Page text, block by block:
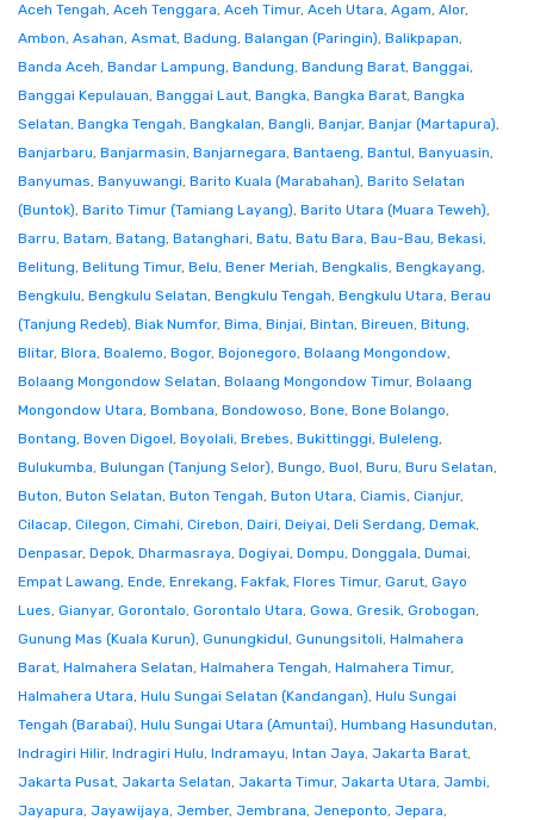
Aceh Tengah, Aceh Tenggara, Aceh Timur, Aceh Utara, Agam, Alor,
Ambon, Asahan, Asmat, Badung, Balangan (Paringin), Balikpapan,
Banda Aceh, Bandar Lampung, Bandung, Bandung Barat, Banggai,
Banggai Kepulauan, Banggai Laut, Bangka, Bangka Barat, Bangka
Selatan, Bangka Tengah, Bangkalan, Bangli, Banjar, Banjar (Martapura),
Banjarbaru, Banjarmasin, Banjarnegara, Bantaeng, Bantul, Banyuasin,
Banyumas, Banyuwangi, Barito Kuala (Marabahan), Barito Selatan
(Buntok), Barito Timur (Tamiang Layang), Barito Utara (Muara Teweh),
Barru, Batam, Batang, Batanghari, Batu, Batu Bara, Bau-Bau, Bekasi,
Belitung, Belitung Timur, Belu, Bener Meriah, Bengkalis, Bengkayang,
Bengkulu, Bengkulu Selatan, Bengkulu Tengah, Bengkulu Utara, Berau
(Tanjung Redeb), Biak Numfor, Bima, Binjai, Bintan, Bireuen, Bitung,
Blitar, Blora, Boalemo, Bogor, Bojonegoro, Bolaang Mongondow,
Bolaang Mongondow Selatan, Bolaang Mongondow Timur, Bolaang
Mongondow Utara, Bombana, Bondowoso, Bone, Bone Bolango,
Bontang, Boven Digoel, Boyolali, Brebes, Bukittinggi, Buleleng,
Bulukumba, Bulungan (Tanjung Selor), Bungo, Buol, Buru, Buru Selatan,
Buton, Buton Selatan, Buton Tengah, Buton Utara, Ciamis, Cianjur,
Cilacap, Cilegon, Cimahi, Cirebon, Dairi, Deiyai, Deli Serdang, Demak,
Denpasar, Depok, Dharmasraya, Dogiyai, Dompu, Donggala, Dumai,
Empat Lawang, Ende, Enrekang, Fakfak, Flores Timur, Garut, Gayo
Lues, Gianyar, Gorontalo, Gorontalo Utara, Gowa, Gresik, Grobogan,
Gunung Mas (Kuala Kurun), Gunungkidul, Gunungsitoli, Halmahera
Barat, Halmahera Selatan, Halmahera Tengah, Halmahera Timur,
Halmahera Utara, Hulu Sungai Selatan (Kandangan), Hulu Sungai
Tengah (Barabai), Hulu Sungai Utara (Amuntai), Humbang Hasundutan,
Indragiri Hilir, Indragiri Hulu, Indramayu, Intan Jaya, Jakarta Barat,
Jakarta Pusat, Jakarta Selatan, Jakarta Timur, Jakarta Utara, Jambi,
Jayapura, Jayawijaya, Jember, Jembrana, Jeneponto, Jepara,